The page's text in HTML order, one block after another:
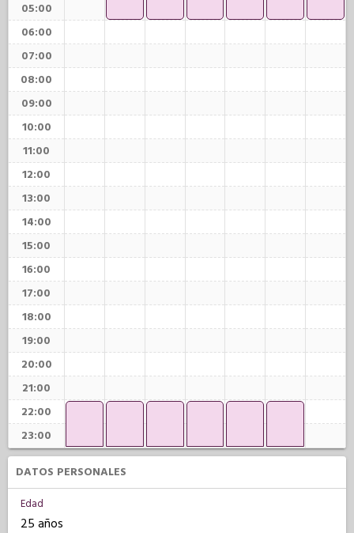
05:00
06:00
07:00
08:00
09:00
10:00
11:00
12:00
13:00
14:00
15:00
16:00
17:00
18:00
19:00
20:00
21:00
22:00
23:00
DATOS PERSONALES
Edad
25 años